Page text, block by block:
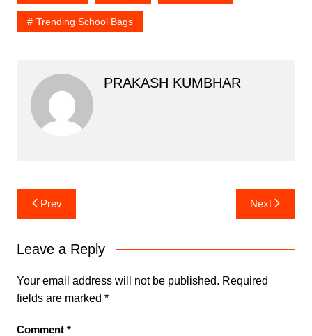
Trending School Bags
PRAKASH KUMBHAR
Post
navigation
Prev Next
Leave a Reply
Your email address will not be published. Required
fields are marked *
Comment *